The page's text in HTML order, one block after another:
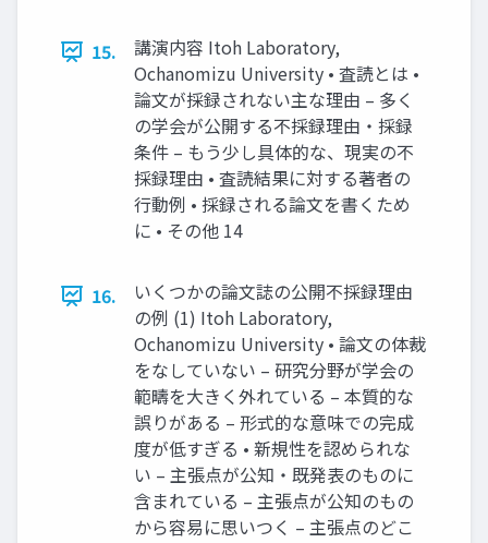
15.
講演内容 Itoh Laboratory,
Ochanomizu University • 査読とは •
論文が採録されない主な理由 – 多く
の学会が公開する不採録理由・採録
条件 – もう少し具体的な、現実の不
採録理由 • 査読結果に対する著者の
行動例 • 採録される論文を書くため
に • その他 14
16.
いくつかの論文誌の公開不採録理由
の例 (1) Itoh Laboratory,
Ochanomizu University • 論文の体裁
をなしていない – 研究分野が学会の
範疇を大きく外れている – 本質的な
誤りがある – 形式的な意味での完成
度が低すぎる • 新規性を認められな
い – 主張点が公知・既発表のものに
含まれている – 主張点が公知のもの
から容易に思いつく – 主張点のどこ